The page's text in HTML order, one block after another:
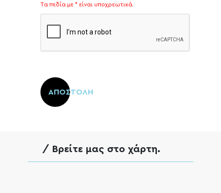
Tα πεδία με * είναι υποχρεωτικά.
Please
leave
this
ΑΠΟΣΤΟΛΗ
/ Βρείτε μας στο χάρτη.